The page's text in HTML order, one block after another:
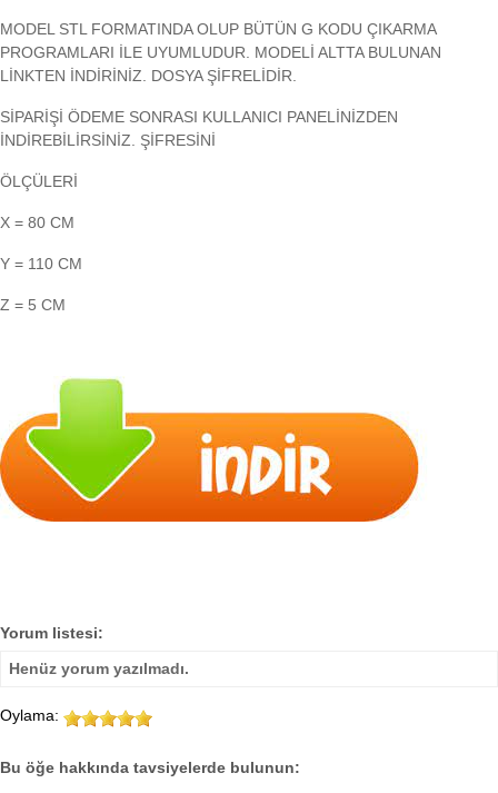
MODEL STL FORMATINDA OLUP BÜTÜN G KODU ÇIKARMA
PROGRAMLARI İLE UYUMLUDUR. MODELİ ALTTA BULUNAN
LİNKTEN İNDİRİNİZ. DOSYA ŞİFRELİDİR.
SİPARİŞİ ÖDEME SONRASI KULLANICI PANELİNİZDEN
İNDİREBİLİRSİNİZ. ŞİFRESİNİ
ÖLÇÜLERİ
X = 80 CM
Y = 110 CM
Z = 5 CM
Yorum listesi:
Henüz yorum yazılmadı.
Oylama:
Bu öğe hakkında tavsiyelerde bulunun: